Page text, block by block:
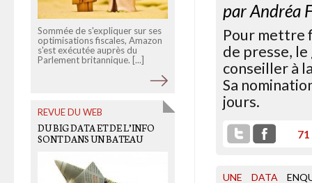
parAndréa
Pour mettre
de presse,
conseiller à
Sa
jours.
71
UNE DATA
Sommée de s'expliquer sur ses
optimisations fiscales, Amazon
s'est exécutée auprès du
Parlement britannique. [...]
REVUE DU WEB
DU BIG DATA ET DE L’INFO
SONT DANS UN BATEAU
En marge des affrontements
avec le FLN dans les années
1960, les Algériens français
étaient confrontés aux [...]
OLD LINKS
CHER FONDS SPEL…